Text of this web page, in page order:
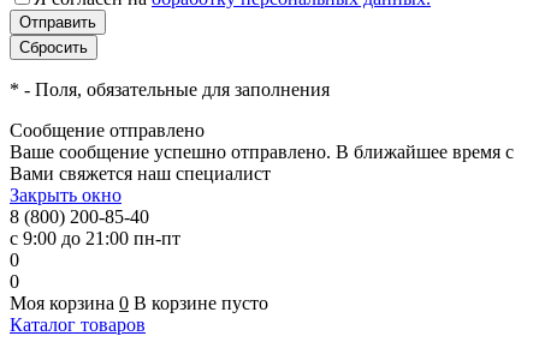
* - Поля, обязательные для заполнения
Сообщение отправлено
Ваше сообщение успешно отправлено. В ближайшее время с
Вами свяжется наш специалист
Закрыть окно
8 (800) 200-85-40
с 9:00 до 21:00 пн-пт
0
0
Моя корзина 0 В корзине пусто
Каталог товаров